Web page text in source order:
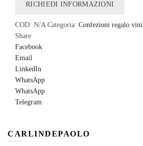
RICHIEDI INFORMAZIONI
COD: N/A Categoria: Confezioni regalo vini
Share
Facebook
Email
LinkedIn
WhatsApp
WhatsApp
Telegram
CARLINDEPAOLO